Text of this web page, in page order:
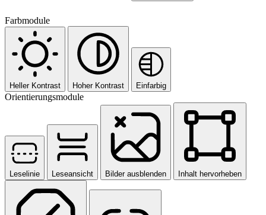
Farbmodule
Heller Kontrast Hoher Kontrast Einfarbig
Orientierungsmodule
Leselinie Leseansicht Bilder ausblenden Inhalt hervorheben